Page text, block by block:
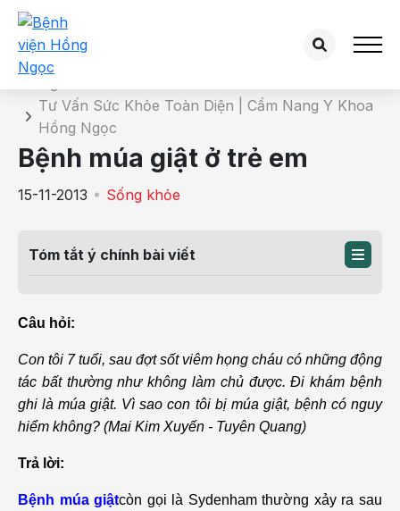
Chi tiết bài tư vấn
Tư Vấn Sức Khỏe Toàn Diện | Cẩm Nang Y Khoa
Hồng Ngọc
Bệnh múa giật ở trẻ em
15-11-2013 Sống khỏe
Tóm tắt ý chính bài viết
Câu hỏi:
Con tôi 7 tuổi, sau đợt sốt viêm họng cháu có những động
tác bất thường như không làm chủ được. Đi khám bệnh
ghi là múa giật. Vì sao con tôi bị múa giật, bệnh có nguy
hiểm không? (Mai Kim Xuyến - Tuyên Quang)
Trả lời:
Bệnh múa giậtcòn gọi là Sydenham thường xảy ra sau